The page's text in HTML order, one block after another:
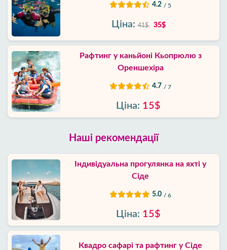
4.2 / 5
Ціна: 41$ 35$
Рафтинг у каньйоні Кьопрюлю з
Ореншехіра
4.7 / 7
Ціна: 15$
Наші рекомендації
Індивідуальна прогулянка на яхті у
Сіде
5.0 / 6
Ціна: 15$
Квадро сафарі та рафтинг у Сіде